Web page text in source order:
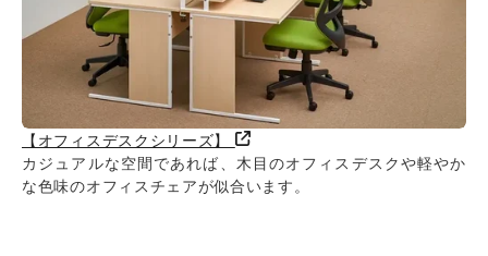
【オフィスデスクシリーズ】
カジュアルな空間であれば、木目のオフィスデスクや軽やか
な色味のオフィスチェアが似合います。